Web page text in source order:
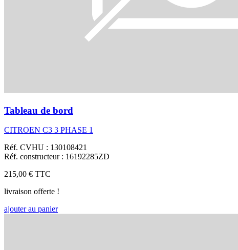
Tableau de bord
CITROEN C3 3 PHASE 1
Réf. CVHU : 130108421
Réf. constructeur : 16192285ZD
215,00 € TTC
livraison offerte !
ajouter au panier